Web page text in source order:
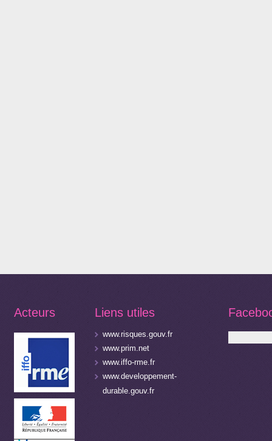
Acteurs Liens utiles
www.risques.gouv.fr
www.prim.net
www.iffo-rme.fr
www.developpement-
durable.gouv.fr